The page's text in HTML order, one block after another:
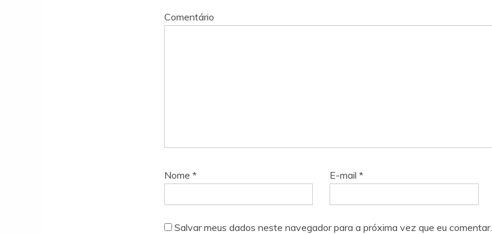
Comentário
Nome * E-mail*
Salvar meus dados neste navegador para a próxima vez que eu comentar.